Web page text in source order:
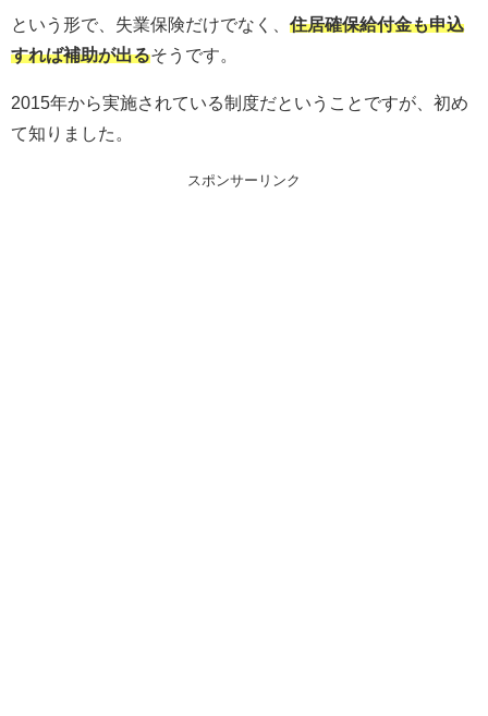
という形で、失業保険だけでなく、 住居確保給付金も申込
すれば補助が出るそうです。
2015年から実施されている制度だということですが、初め
て知りました。
スポンサーリンク